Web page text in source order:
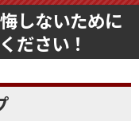
しないために
ださい！